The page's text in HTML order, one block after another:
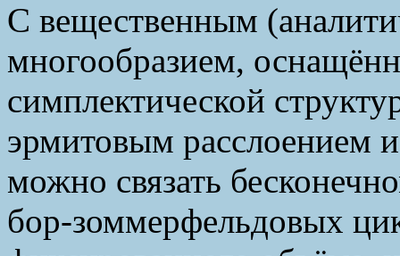
С вещественным
многообразием,
симплектической
эрмитовым расслоением
можно связать
бор-зоммерфельдовых